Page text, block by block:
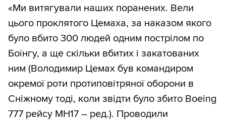
«Ми витягували наших поранених. Вели
цього проклятого Цемаха, за наказом якого
було вбито 300 людей одним пострілом по
Боїнгу, а ще скільки вбитих і закатованих
ним (Володимир Цемах був командиром
окремої роти протиповітряної оборони в
Сніжному тоді, коли звідти було збито Boeing
777 рейсу MH17 – ред.). Проводили